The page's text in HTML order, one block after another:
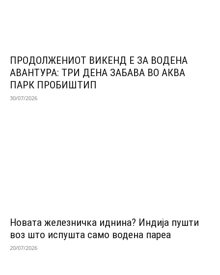
ПРОДОЛЖЕНИОТ ВИКЕНД Е ЗА ВОДЕНА
АВАНТУРА: ТРИ ДЕНА ЗАБАВА ВО АКВА
ПАРК ПРОБИШТИП
30/07/2026
Новата железничка иднина? Индија пушти
воз што испушта само водена пареа
20/07/2026